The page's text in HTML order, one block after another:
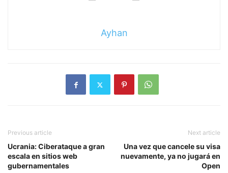
Ayhan
Previous article
Ucrania: Ciberataque a gran
escala en sitios web
gubernamentales
Next article
Una vez que cancele su visa
nuevamente, ya no jugará en
Open